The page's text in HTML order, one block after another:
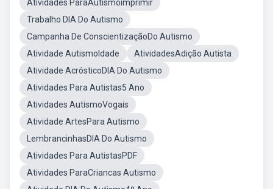
Atividades ParaAutismoimprimir
Trabalho DIA Do Autismo
Campanha De ConscientizaçãoDo Autismo
Atividade AutismoIdade
AtividadesAdição Autista
Atividade AcrósticoDIA Do Autismo
Atividades Para Autistas5 Ano
Atividades AutismoVogais
Atividade ArtesPara Autismo
LembrancinhasDIA Do Autismo
Atividades Para AutistasPDF
Atividades ParaCriancas Autismo